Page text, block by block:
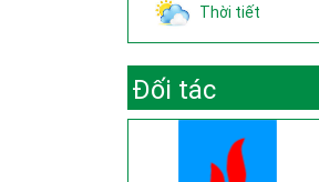
Thời tiết
Đối tác